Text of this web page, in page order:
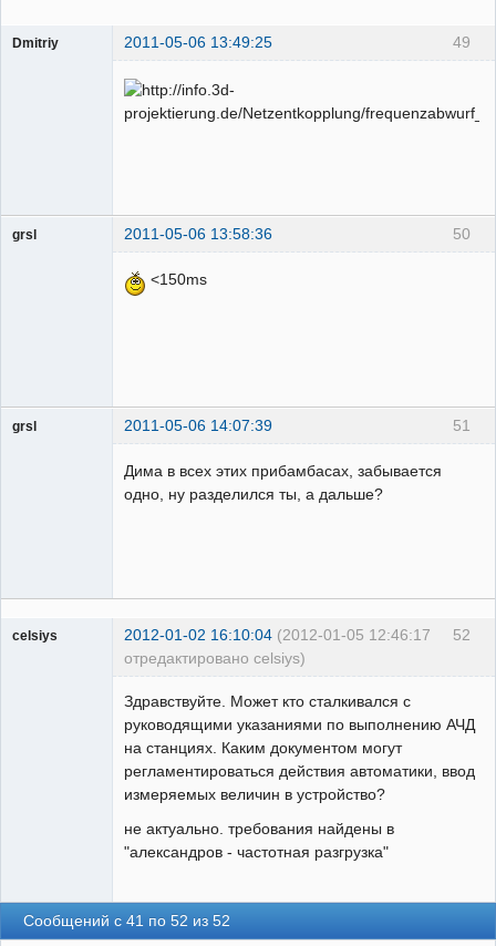
49
Dmitriy 2011-05-06 13:49:25
50
grsl 2011-05-06 13:58:36
<150ms
51
grsl 2011-05-06 14:07:39
Дима в всех этих прибамбасах, забывается
одно, ну разделился ты, а дальше?
52
celsiys 2012-01-02 16:10:04 (2012-01-05 12:46:17
отредактировано celsiys)
Здравствуйте. Может кто сталкивался с
руководящими указаниями по выполнению АЧД
на станциях. Каким документом могут
регламентироваться действия автоматики, ввод
измеряемых величин в устройство?
не актуально. требования найдены в
"александров - частотная разгрузка"
Сообщений с 41 по 52 из 52